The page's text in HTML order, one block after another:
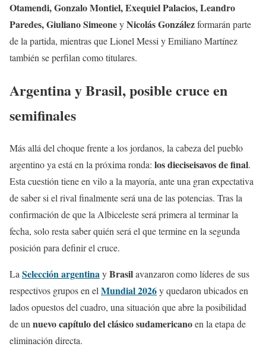
Otamendi, Gonzalo Montiel, Exequiel Palacios, Leandro
Paredes, Giuliano SimeoneyNicolás Gonzálezformarán parte
de la partida, mientras que Lionel Messi y Emiliano Martínez
también se perfilan como titulares.
Argentina y Brasil, posible cruce en
semifinales
Más allá del choque frente a los jordanos, la cabeza del pueblo
argentino ya está en la próxima ronda: los dieciseisavos de final.
Esta cuestión tiene en vilo a la mayoría, ante una gran expectativa
de saber si el rival finalmente será una de las potencias. Tras la
confirmación de que la Albiceleste será primera al terminar la
fecha, solo resta saber quién será el que termine en la segunda
posición para definir el cruce.
La Selección argentinayBrasilavanzaron como líderes de sus
respectivos grupos en el Mundial 2026y quedaron ubicados en
lados opuestos del cuadro, una situación que abre la posibilidad
de un nuevo capítulo del clásico sudamericanoen la etapa de
eliminación directa.